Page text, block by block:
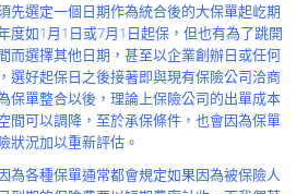
先選定一個日期作為統合後的大保單起屹期
度如1月1日或7月1日起保，但也有為了跳開
而選擇其他日期，甚至以企業創辦日或任何
選好起保日之後接著即與現有保險公司洽商
保單整合以後，理論上保險公司的出單成本
間可以調降，至於承保條件，也會因為保單
狀況加以重新評估。
為各種保單通常都會規定如果因為被保險人